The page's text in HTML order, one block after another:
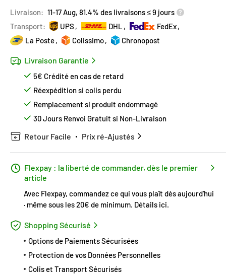
Livraison: 11-17 Aug, 81.4% des livraisons ≤ 9 jours
Transport:
UPS DHL
FedEx
La Poste
Colissimo Chronopost
Livraison Garantie
5€ Crédité en cas de retard
Réexpédition si colis perdu
Remplacement si produit endommagé
30 Jours Renvoi Gratuit si Non-Livraison
Retour Facile Prix ré-Ajustés
Flexpay : la liberté de commander, dès le premier
article
Avec Flexpay, commandez ce qui vous plaît dès aujourd'hui
· même sous les 20€ de minimum. Détails ici.
Shopping Sécurisé
Options de Paiements Sécurisées
Protection de vos Données Personnelles
Colis et Transport Sécurisés